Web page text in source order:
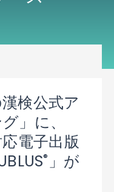
検公式ア
」に、
電子出版
®」が